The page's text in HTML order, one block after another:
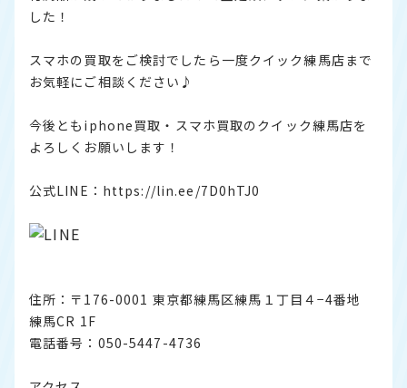
した！
スマホの買取をご検討でしたら一度クイック練馬店まで
お気軽にご相談ください♪
今後ともiphone買取・スマホ買取のクイック練馬店を
よろしくお願いします！
公式LINE： https://lin.ee/7D0hTJ0
住所：〒176-0001 東京都練馬区練馬１丁目４−4番地
練馬CR 1F
電話番号：050-5447-4736